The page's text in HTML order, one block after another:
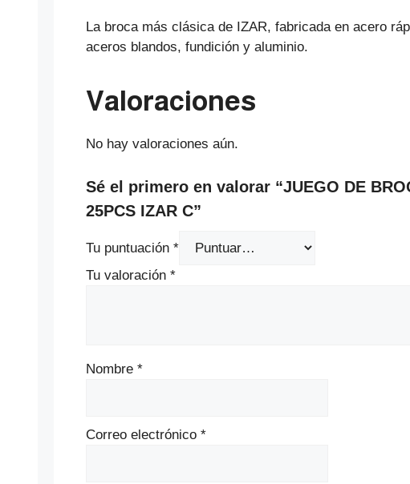
La broca más clásica de IZAR, fabricada en acero
aceros blandos, fundición y aluminio.
Valoraciones
No hay valoraciones aún.
Sé el primero en valorar “JUEGO DE
25PCS IZAR C”
Tu puntuación *
Tu valoración *
Nombre *
Correo electrónico *